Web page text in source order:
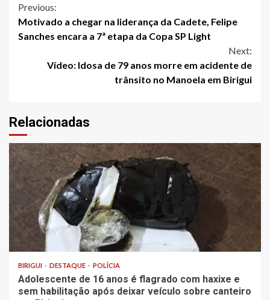
Continue
Reading
Previous:
Motivado a chegar na liderança da Cadete, Felipe
Sanches encara a 7ª etapa da Copa SP Light
Next:
Vídeo: Idosa de 79 anos morre em acidente de
trânsito no Manoela em Birigui
Relacionadas
BIRIGUI DESTAQUE POLÍCIA
Adolescente de 16 anos é flagrado com haxixe e
sem habilitação após deixar veículo sobre canteiro